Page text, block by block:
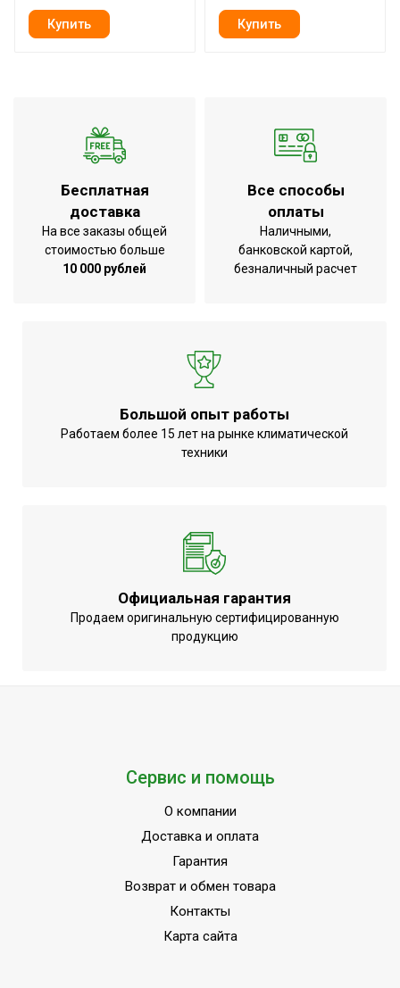
Бесплатная
доставка
На все заказы общей
стоимостью больше
10 000 рублей
Все способы
оплаты
Наличными,
банковской картой,
безналичный расчет
Большой опыт работы
Работаем более 15 лет на рынке климатической
техники
Официальная гарантия
Продаем оригинальную сертифицированную
продукцию
Сервис и помощь
О компании
Доставка и оплата
Гарантия
Возврат и обмен товара
Контакты
Карта сайта